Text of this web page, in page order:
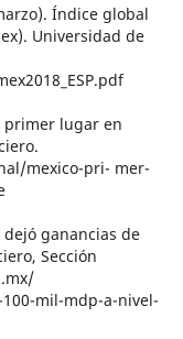
Índice global
Universidad de
primer lugar en
mexico-pri- mer-
dejó ganancias de
Sección
mil-mdp-a-nivel-